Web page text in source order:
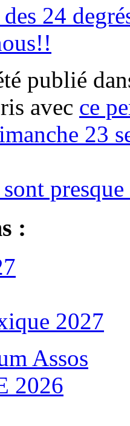
24
publié
avec ce
23
:
2027
Assos
2026